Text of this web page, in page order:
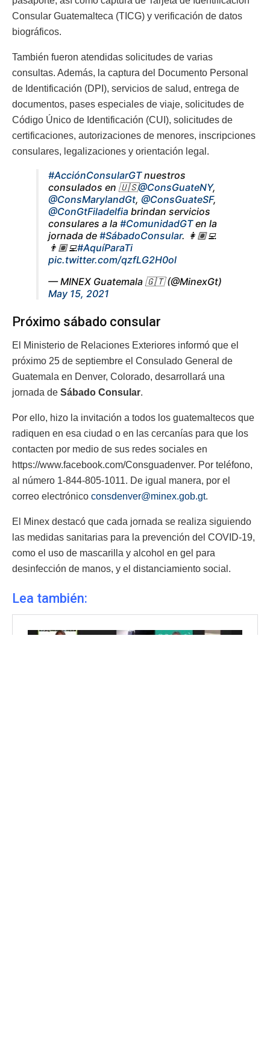
Consular Guatemalteca (TICG) y verificación de datos
biográficos.
También fueron atendidas solicitudes de varias
consultas. Además, la captura del Documento Personal
de Identificación (DPI), servicios de salud, entrega de
documentos, pases especiales de viaje, solicitudes de
Código Único de Identificación (CUI), solicitudes de
certificaciones, autorizaciones de menores, inscripciones
consulares, legalizaciones y orientación legal.
#AcciónConsularGTnuestros
consulados en 🇺🇸@ConsGuateNY,
@ConsMarylandGt, @ConsGuateSF,
@ConGtFiladelfia brindan servicios
consulares a la #ComunidadGTen la
jornada de #SábadoConsular. 👩🏽‍💻
👨🏽‍💻#AquíParaTi
pic.twitter.com/qzfLG2H0ol
— MINEX Guatemala 🇬🇹 (@MinexGt)
May 15, 2021
Próximo sábado consular
El Ministerio de Relaciones Exteriores informó que el
próximo 25 de septiembre el Consulado General de
Guatemala en Denver, Colorado, desarrollará una
jornada de Sábado Consular.
Por ello, hizo la invitación a todos los guatemaltecos que
radiquen en esa ciudad o en las cercanías para que los
contacten por medio de sus redes sociales en
https://www.facebook.com/Consguadenver. Por teléfono,
al número 1-844-805-1011. De igual manera, por el
correo electrónico consdenver@minex.gob.gt.
El Minex destacó que cada jornada se realiza siguiendo
las medidas sanitarias para la prevención del COVID-19,
como el uso de mascarilla y alcohol en gel para
desinfección de manos, y el distanciamiento social.
Lea también: